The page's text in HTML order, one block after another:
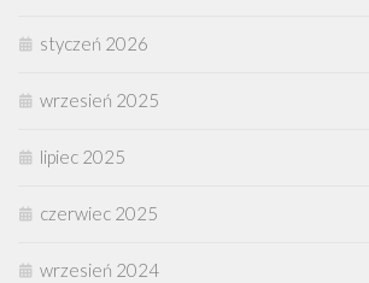
styczeń 2026
wrzesień 2025
lipiec 2025
czerwiec 2025
wrzesień 2024